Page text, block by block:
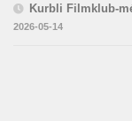
Kurbli Filmklub-
2026-05-14